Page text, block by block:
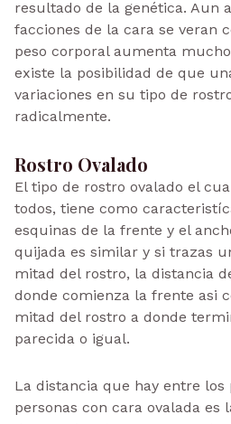
resultado de la genética. Aun
facciones de la cara se veran
peso corporal aumenta
existe la posibilidad de que
variaciones en su tipo de
radicalmente.
Rostro Ovalado
El tipo de rostro ovalado el
todos, tiene como
esquinas de la frente y el
quijada es similar y si trazas
mitad del rostro, la distancia
donde comienza la frente asi
mitad del rostro a donde
parecida o igual.
La distancia que hay entre los
personas con cara ovalada es